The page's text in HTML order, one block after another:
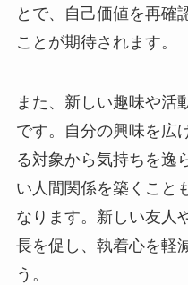
とで、自己価値を再確
ことが期待されます。
また、新しい趣味や活
です。自分の興味を広
る対象から気持ちを逸
い人間関係を築くこと
なります。新しい友人
長を促し、執着心を軽
う。